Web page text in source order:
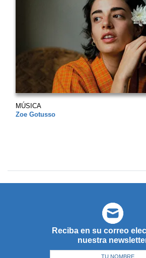
MÚSICA
Zoe Gotusso
Reciba en su correo
nuestra